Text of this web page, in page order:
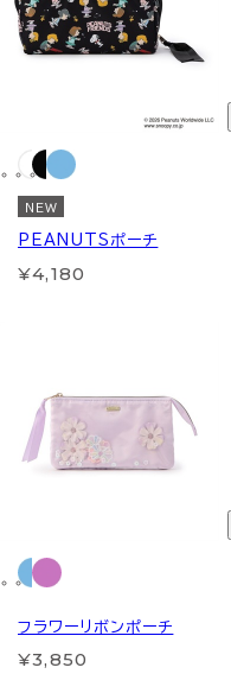
NEW
PEANUTSポーチ
¥4,180
フラワーリボンポーチ
¥3,850